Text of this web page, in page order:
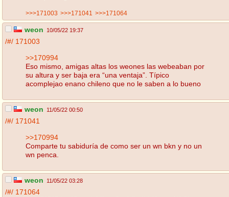
>>>171003 >>>171041 >>>171064
weon 10/05/22 19:37
/#/ 171003
>>170994
Eso mismo, amigas altas los weones las webeaban por
su altura y ser baja era “una ventaja”. Típico
acomplejao enano chileno que no le saben a lo bueno
weon 11/05/22 00:50
/#/ 171041
>>170994
Comparte tu sabiduría de como ser un wn bkn y no un
wn penca.
weon 11/05/22 03:28
/#/ 171064